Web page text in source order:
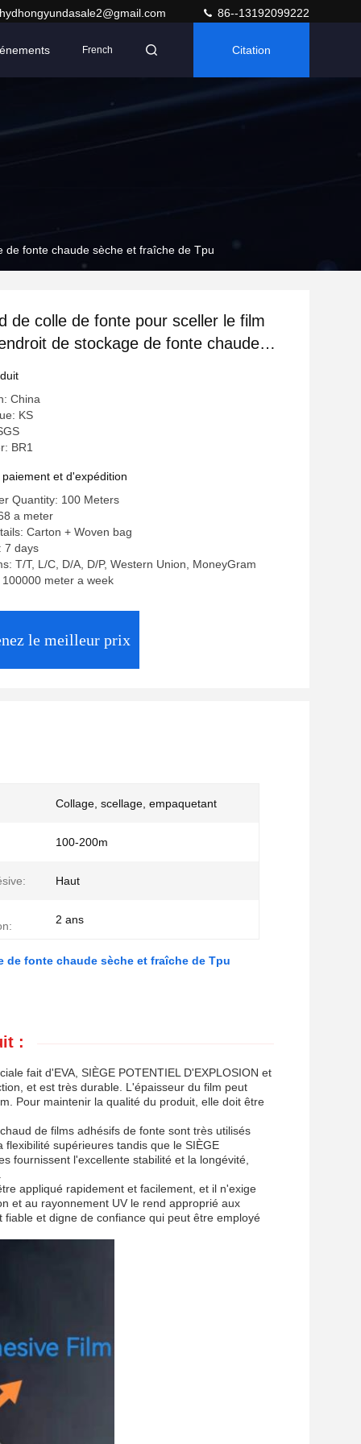
hydhongyundasale2@gmail.com 86--13192099222
French Citation
fonte chaude sèche et fraîche de Tpu
de colle de fonte pour sceller le film
de stockage de fonte chaude
China
KS
BR1
et d'expédition
Quantity: 100 Meters
a meter
Carton + Woven bag
7 days
T/T, L/C, D/A, D/P, Western Union, MoneyGram
100000 meter a week
le meilleur prix
Collage, scellage, empaquetant
100-200m
Haut
2 ans
fonte chaude sèche et fraîche de Tpu
:
fait d'EVA, SIÈGE POTENTIEL D'EXPLOSION et
et est très durable. L'épaisseur du film peut
Pour maintenir la qualité du produit, elle doit être
de films adhésifs de fonte sont très utilisés
supérieures tandis que le SIÈGE
fournissent l'excellente stabilité et la longévité,
appliqué rapidement et facilement, et il n'exige
et au rayonnement UV le rend approprié aux
et digne de confiance qui peut être employé